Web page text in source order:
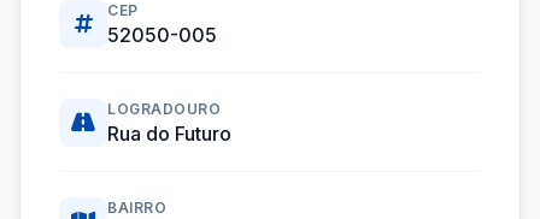
CEP
52050-005
LOGRADOURO
Rua do Futuro
BAIRRO